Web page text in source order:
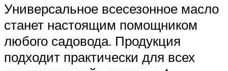
Универсальное всесезонное масло
станет настоящим помощником
любого садовода. Продукция
подходит практически для всех